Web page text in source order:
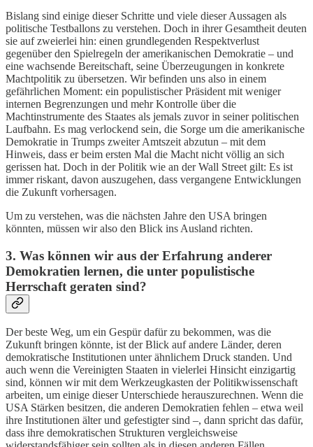
Bislang sind einige dieser Schritte und viele dieser Aussagen als
politische Testballons zu verstehen. Doch in ihrer Gesamtheit deuten
sie auf zweierlei hin: einen grundlegenden Respektverlust
gegenüber den Spielregeln der amerikanischen Demokratie – und
eine wachsende Bereitschaft, seine Überzeugungen in konkrete
Machtpolitik zu übersetzen. Wir befinden uns also in einem
gefährlichen Moment: ein populistischer Präsident mit weniger
internen Begrenzungen und mehr Kontrolle über die
Machtinstrumente des Staates als jemals zuvor in seiner politischen
Laufbahn. Es mag verlockend sein, die Sorge um die amerikanische
Demokratie in Trumps zweiter Amtszeit abzutun – mit dem
Hinweis, dass er beim ersten Mal die Macht nicht völlig an sich
gerissen hat. Doch in der Politik wie an der Wall Street gilt: Es ist
immer riskant, davon auszugehen, dass vergangene Entwicklungen
die Zukunft vorhersagen.
Um zu verstehen, was die nächsten Jahre den USA bringen
könnten, müssen wir also den Blick ins Ausland richten.
3. Was können wir aus der Erfahrung anderer
Demokratien lernen, die unter populistische
Herrschaft geraten sind?
Der beste Weg, um ein Gespür dafür zu bekommen, was die
Zukunft bringen könnte, ist der Blick auf andere Länder, deren
demokratische Institutionen unter ähnlichem Druck standen. Und
auch wenn die Vereinigten Staaten in vielerlei Hinsicht einzigartig
sind, können wir mit dem Werkzeugkasten der Politikwissenschaft
arbeiten, um einige dieser Unterschiede herauszurechnen. Wenn die
USA Stärken besitzen, die anderen Demokratien fehlen – etwa weil
ihre Institutionen älter und gefestigter sind –, dann spricht das dafür,
dass ihre demokratischen Strukturen vergleichsweise